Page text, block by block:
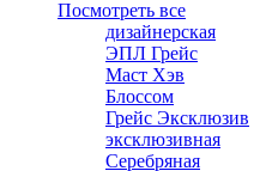
Посмотреть все
дизайнерская
ЭПЛ Грейс
Маст Хэв
Блоссом
Грейс Эксклюзив
эксклюзивная
Серебряная